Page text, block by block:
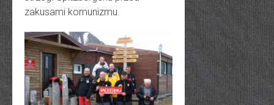
zakusami komunizmu.